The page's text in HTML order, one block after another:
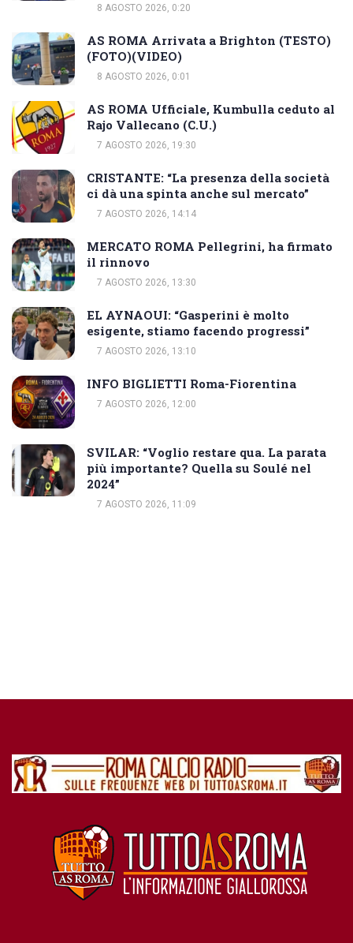
8 AGOSTO 2026, 0:20
AS ROMA Arrivata a Brighton (TESTO)
(FOTO)(VIDEO)
8 AGOSTO 2026, 0:01
AS ROMA Ufficiale, Kumbulla ceduto al
Rajo Vallecano (C.U.)
7 AGOSTO 2026, 19:30
CRISTANTE: “La presenza della società
ci dà una spinta anche sul mercato”
7 AGOSTO 2026, 14:14
MERCATO ROMA Pellegrini, ha firmato
il rinnovo
7 AGOSTO 2026, 13:30
EL AYNAOUI: “Gasperini è molto
esigente, stiamo facendo progressi”
7 AGOSTO 2026, 13:10
INFO BIGLIETTI Roma-Fiorentina
7 AGOSTO 2026, 12:00
SVILAR: “Voglio restare qua. La parata
più importante? Quella su Soulé nel
2024”
7 AGOSTO 2026, 11:09